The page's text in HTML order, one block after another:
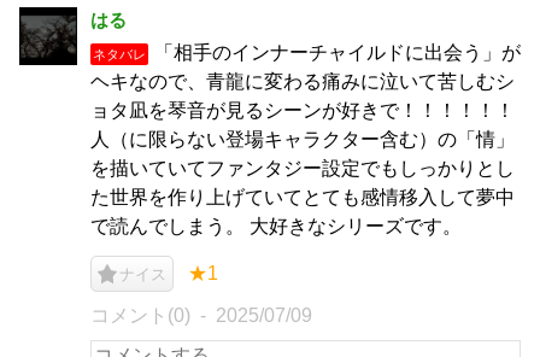
はる
ネタバレ
「相手のインナーチャイルドに出会う」が
ヘキなので、青龍に変わる痛みに泣いて苦しむシ
ョタ凪を琴音が見るシーンが好きで！！！！！！
人（に限らない登場キャラクター含む）の「情」
を描いていてファンタジー設定でもしっかりとし
た世界を作り上げていてとても感情移入して夢中
で読んでしまう。 大好きなシリーズです。
ナイス ★1
コメント(0) 2025/07/09